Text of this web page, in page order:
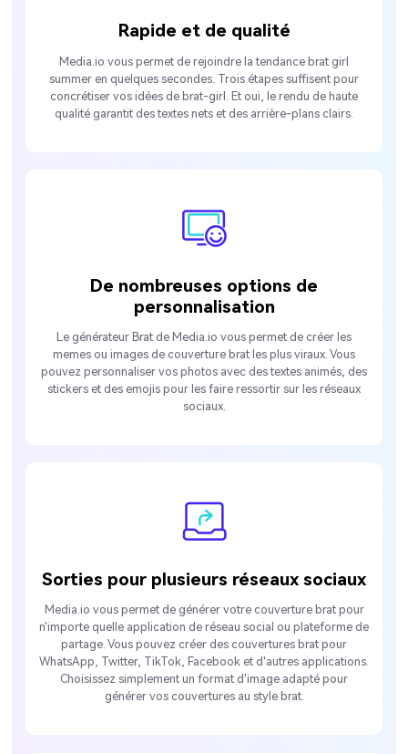
Rapide et de qualité
Media.io vous permet de rejoindre la tendance brat girl
summer en quelques secondes. Trois étapes suffisent pour
concrétiser vos idées de brat-girl. Et oui, le rendu de haute
qualité garantit des textes nets et des arrière-plans clairs.
De nombreuses options de
personnalisation
Le générateur Brat de Media.io vous permet de créer les
memes ou images de couverture brat les plus viraux. Vous
pouvez personnaliser vos photos avec des textes animés, des
stickers et des emojis pour les faire ressortir sur les réseaux
sociaux.
Sorties pour plusieurs réseaux sociaux
Media.io vous permet de générer votre couverture brat pour
n'importe quelle application de réseau social ou plateforme de
partage. Vous pouvez créer des couvertures brat pour
WhatsApp, Twitter, TikTok, Facebook et d'autres applications.
Choisissez simplement un format d'image adapté pour
générer vos couvertures au style brat.